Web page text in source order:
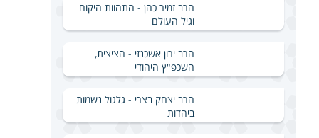
הרב זמיר כהן - התהוות היקום
וגיל העולם
הרב ירון אשכנזי - הציצית,
השכפ"ץ היהודי
הרב יצחק בצרי - גלגול נשמות
ביהדות